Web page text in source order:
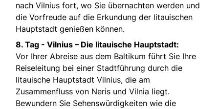
nach Vilnius fort, wo Sie übernachten werden und
die Vorfreude auf die Erkundung der litauischen
Hauptstadt genießen können.
8. Tag - Vilnius – Die litauische Hauptstadt:
Vor Ihrer Abreise aus dem Baltikum führt Sie Ihre
Reiseleitung bei einer Stadtführung durch die
litauische Hauptstadt Vilnius, die am
Zusammenfluss von Neris und Vilnia liegt.
Bewundern Sie Sehenswürdigkeiten wie die